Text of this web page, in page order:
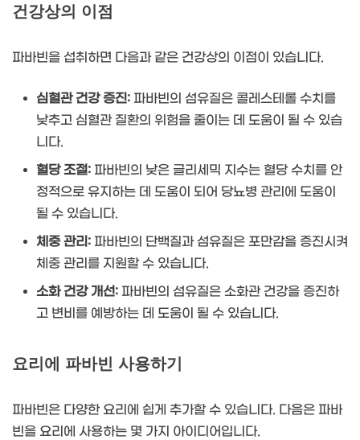
건강상의 이점
파바빈을 섭취하면 다음과 같은 건강상의 이점이 있습니다.
심혈관 건강 증진: 파바빈의 섬유질은 콜레스테롤 수치를
낮추고 심혈관 질환의 위험을 줄이는 데 도움이 될 수 있습
니다.
혈당 조절: 파바빈의 낮은 글리세믹 지수는 혈당 수치를 안
정적으로 유지하는 데 도움이 되어 당뇨병 관리에 도움이
될 수 있습니다.
체중 관리: 파바빈의 단백질과 섬유질은 포만감을 증진시켜
체중 관리를 지원할 수 있습니다.
소화 건강 개선: 파바빈의 섬유질은 소화관 건강을 증진하
고 변비를 예방하는 데 도움이 될 수 있습니다.
요리에 파바빈 사용하기
파바빈은 다양한 요리에 쉽게 추가할 수 있습니다. 다음은 파바
빈을 요리에 사용하는 몇 가지 아이디어입니다.